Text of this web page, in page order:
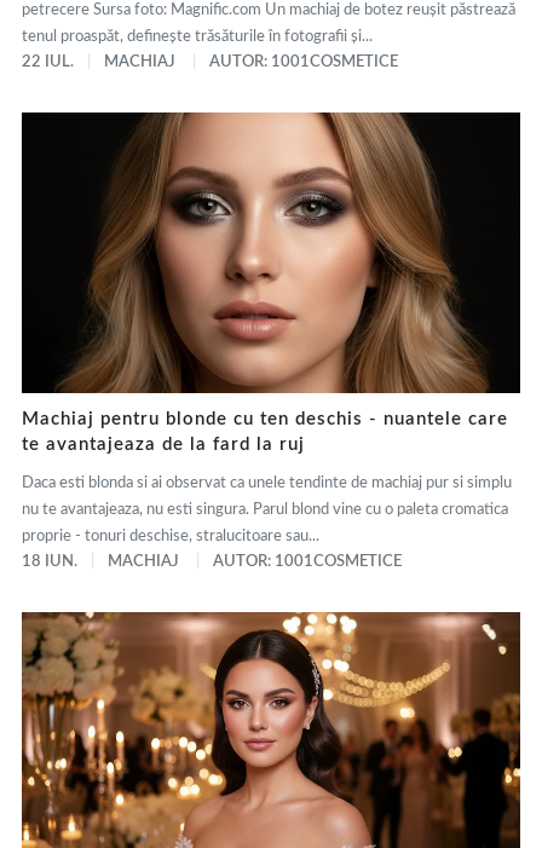
petrecere Sursa foto: Magnific.com Un machiaj de botez reușit păstrează
tenul proaspăt, definește trăsăturile în fotografii și...
22 IUL.
MACHIAJ AUTOR: 1001COSMETICE
Machiaj pentru blonde cu ten deschis - nuantele care
te avantajeaza de la fard la ruj
Daca esti blonda si ai observat ca unele tendinte de machiaj pur si simplu
nu te avantajeaza, nu esti singura. Parul blond vine cu o paleta cromatica
proprie - tonuri deschise, stralucitoare sau...
18 IUN.
MACHIAJ AUTOR: 1001COSMETICE